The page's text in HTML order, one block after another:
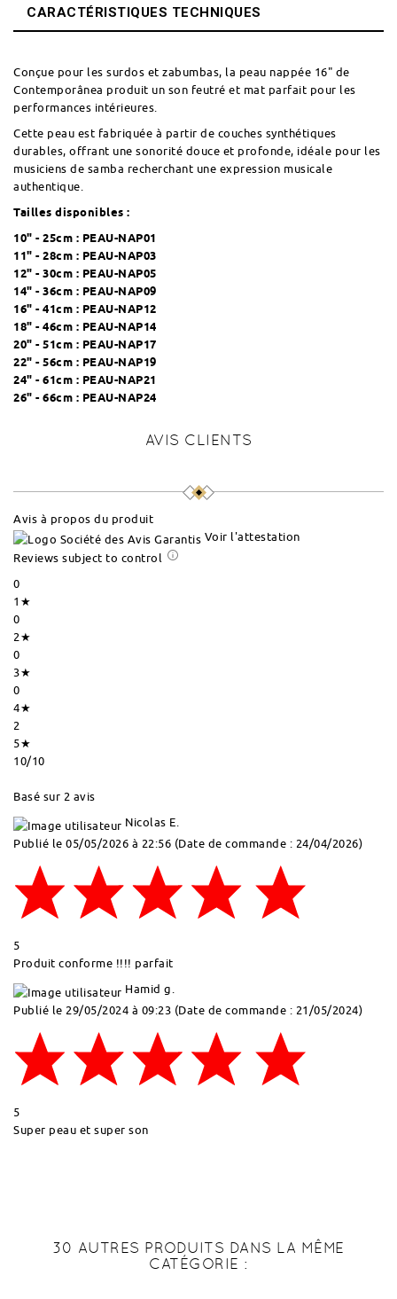
CARACTÉRISTIQUES TECHNIQUES
Conçue pour les surdos et zabumbas, la peau nappée 16" de
Contemporânea produit un son feutré et mat parfait pour les
performances intérieures.
Cette peau est fabriquée à partir de couches synthétiques
durables, offrant une sonorité douce et profonde, idéale pour les
musiciens de samba recherchant une expression musicale
authentique.
Tailles disponibles :
10" - 25cm : PEAU-NAP01
11" - 28cm : PEAU-NAP03
12" - 30cm : PEAU-NAP05
14" - 36cm : PEAU-NAP09
16" - 41cm : PEAU-NAP12
18" - 46cm : PEAU-NAP14
20" - 51cm : PEAU-NAP17
22" - 56cm : PEAU-NAP19
24" - 61cm : PEAU-NAP21
26" - 66cm : PEAU-NAP24
AVIS CLIENTS
Avis à propos du produit
Voir l'attestation
Reviews subject to control
0
1★
0
2★
0
3★
0
4★
2
5★
10/10
Basé sur 2 avis
Nicolas E.
Publié le 05/05/2026 à 22:56 (Date de commande : 24/04/2026)
5
Produit conforme !!!! parfait
Hamid g.
Publié le 29/05/2024 à 09:23 (Date de commande : 21/05/2024)
5
Super peau et super son
30 AUTRES PRODUITS DANS LA MÊME
CATÉGORIE :